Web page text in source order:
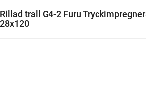
Rillad trall G4-2 Furu
28x120